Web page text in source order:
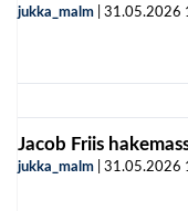
jukka_malm 31.05.2026
Jacob Friis
jukka_malm 31.05.2026